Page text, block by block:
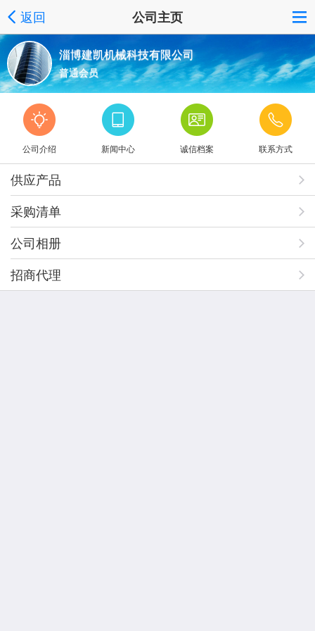
返回 公司主页
淄博建凯机械科技有限公司
普通会员
公司介绍 新闻中心 诚信档案 联系方式
供应产品
采购清单
公司相册
招商代理